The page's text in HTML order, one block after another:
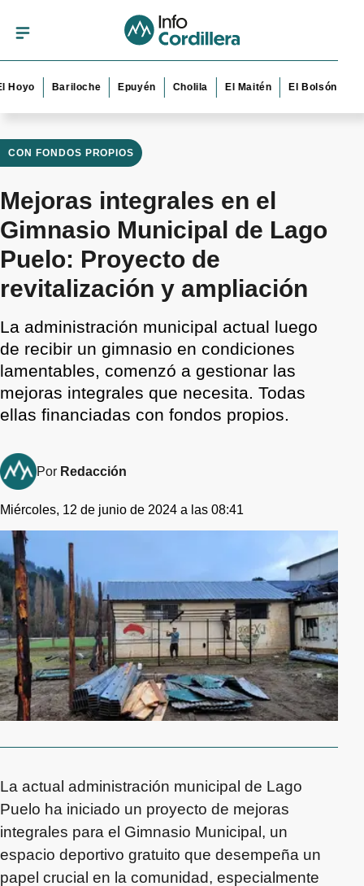
Bariloche Epuyén Cholila El Maitén El Bolsón Esquel
CON FONDOS PROPIOS
Mejoras integrales en el
Gimnasio Municipal de Lago
Puelo: Proyecto de
revitalización y ampliación
La administración municipal actual luego
de recibir un gimnasio en condiciones
lamentables, comenzó a gestionar las
mejoras integrales que necesita. Todas
ellas financiadas con fondos propios.
Por Redacción
Miércoles, 12 de junio de 2024 a las 08:41
La actual administración municipal de Lago
Puelo ha iniciado un proyecto de mejoras
integrales para el Gimnasio Municipal, un
espacio deportivo gratuito que desempeña un
papel crucial en la comunidad, especialmente